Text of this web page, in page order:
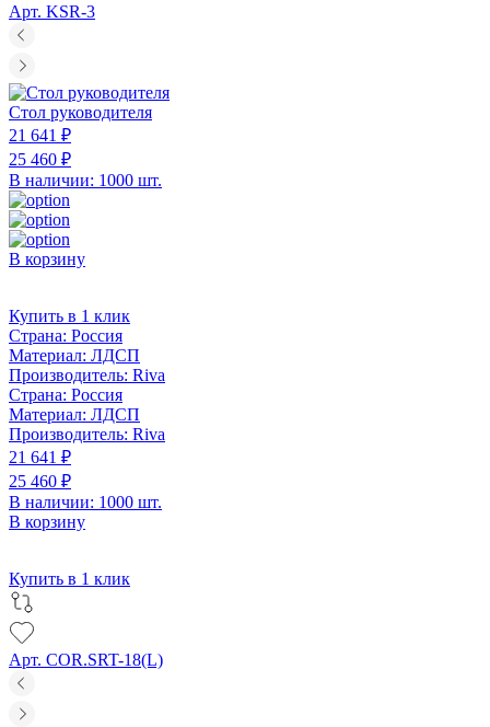
Арт. KSR-3
Стол руководителя
21 641 ₽
25 460 ₽
В наличии: 1000 шт.
В корзину
Купить в 1 клик
Страна: Россия
Материал: ЛДСП
Производитель: Riva
Страна: Россия
Материал: ЛДСП
Производитель: Riva
21 641 ₽
25 460 ₽
В наличии: 1000 шт.
В корзину
Купить в 1 клик
Арт. COR.SRT-18(L)